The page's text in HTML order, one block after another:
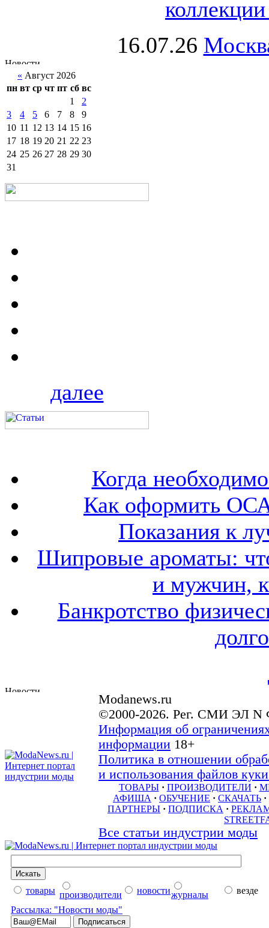
16.07.26
« Август 2026
пн вт ср чт пт сб вс
1
2
3
4 5 6 7 8
9
10 11 12 13 14 15 16
17 18 19 20 21 22 23
24 25 26 27 28 29 30
31
далее
Когда
Как оформить
Показания к
Шипровые ароматы:
и мужчин,
Банкротство
Modanews.ru
©2000-2026. Рег. СМИ ЭЛ N
Информация об
информации 18+
Политика в отношении
и использования файлов
ТОВАРЫ · ПРОИЗВОДИТЕЛИ ·
АФИША · ОБУЧЕНИЕ · СКАЧАТЬ ·
ПАРТНЕРЫ · ПОДПИСКА ·
Все статьи индустрии моды
товары производители новостижурналы
везде
Рассылка: "Новости моды"